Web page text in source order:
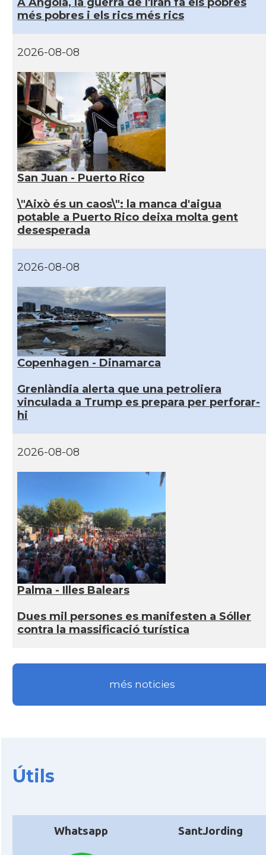
més pobres i els rics més rics
2026-08-08
San Juan - Puerto Rico
\"Això és un caos\": la manca d'aigua
potable a Puerto Rico deixa molta gent
desesperada
2026-08-08
Copenhagen - Dinamarca
Grenlàndia alerta que una petroliera
vinculada a Trump es prepara per perforar-
hi
2026-08-08
Palma - Illes Balears
Dues mil persones es manifesten a Sóller
contra la massificació turística
més noticies
Útils
Whatsapp SantJording